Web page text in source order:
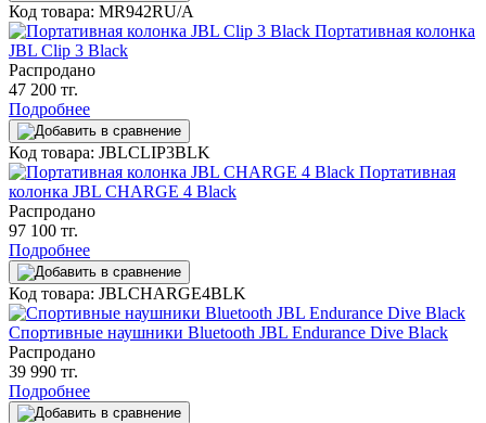
Код товара: MR942RU/A
Портативная колонка
JBL Clip 3 Black
Распродано
47 200 тг.
Подробнее
Код товара: JBLCLIP3BLK
Портативная
колонка JBL CHARGE 4 Black
Распродано
97 100 тг.
Подробнее
Код товара: JBLCHARGE4BLK
Спортивные наушники Bluetooth JBL Endurance Dive Black
Распродано
39 990 тг.
Подробнее